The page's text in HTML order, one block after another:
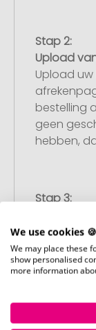
Stap 2:
Upload
Upload
bestelling
geen
hebben,
Stap 3:
U ontvangt
dit heeft
We use cookies 🍪
We may place these
show personalised
more information